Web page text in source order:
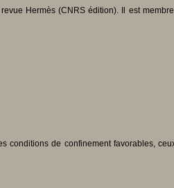
Hermès (CNRS édition). Il est
conditions de confinement favorables,